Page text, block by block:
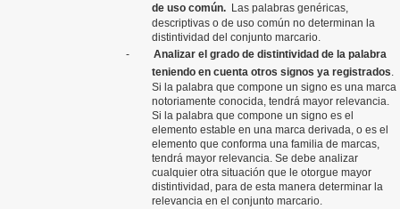
de uso común. Las palabras genéricas,
descriptivas o de uso común no determinan la
distintividad del conjunto marcario.
-
Analizar el grado de distintividad de la palabra
teniendo en cuenta otros signos ya registrados.
Si la palabra que compone un signo es una marca
notoriamente conocida, tendrá mayor relevancia.
Si la palabra que compone un signo es el
elemento estable en una marca derivada, o es el
elemento que conforma una familia de marcas,
tendrá mayor relevancia. Se debe analizar
cualquier otra situación que le otorgue mayor
distintividad, para de esta manera determinar la
relevancia en el conjunto marcario.